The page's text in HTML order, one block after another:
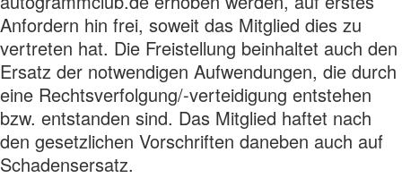
Anfordern hin frei, soweit das Mitglied dies zu
vertreten hat. Die Freistellung beinhaltet auch den
Ersatz der notwendigen Aufwendungen, die durch
eine Rechtsverfolgung/-verteidigung entstehen
bzw. entstanden sind. Das Mitglied haftet nach
den gesetzlichen Vorschriften daneben auch auf
Schadensersatz.